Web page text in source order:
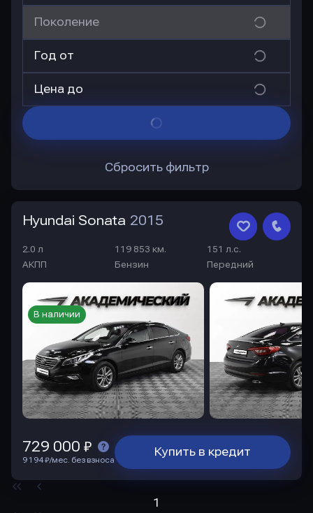
Поколение
Год от
Цена до
Сбросить фильтр
Hyundai Sonata 2015
2.0 л 119 853 км.
151 л.с.
АКПП
Бензин Передний
В наличии
Купить в кредит
729 000 ₽
9 194 ₽/мес. без взноса
1